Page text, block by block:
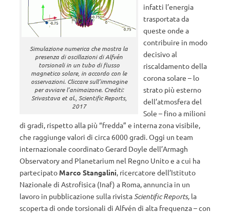
Simulazione numerica che mostra la
presenza di oscillazioni di Alfvén
torsionali in un tubo di flusso
magnetico solare, in accordo con le
osservazioni. Cliccare sull’immagine
per avviare l’animaizone. Crediti:
Srivastava et al., Scientific Reports,
2017
infatti l’energia
trasportata da
queste onde a
contribuire in modo
decisivo al
riscaldamento della
corona solare – lo
strato più esterno
dell’atmosfera del
Sole – fino a milioni
di gradi, rispetto alla più “fredda” e interna zona visibile,
che raggiunge valori di circa 6000 gradi. Oggi un team
internazionale coordinato Gerard Doyle dell’Armagh
Observatory and Planetarium nel Regno Unito e a cui ha
partecipato Marco Stangalini, ricercatore dell’Istituto
Nazionale di Astrofisica (Inaf) a Roma, annuncia in un
lavoro in pubblicazione sulla rivistaScientific Reports, la
scoperta di onde torsionali di Alfvén di alta frequenza – con